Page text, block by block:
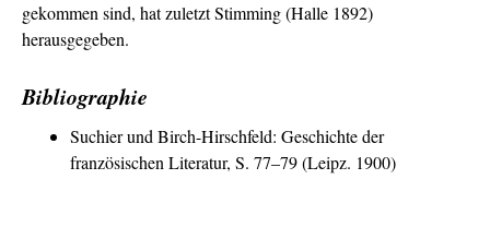
gekommen sind, hat zuletzt Stimming (Halle 1892)
herausgegeben.
Bibliographie
Suchier und Birch-Hirschfeld: Geschichte der
französischen Literatur, S. 77–79 (Leipz. 1900)